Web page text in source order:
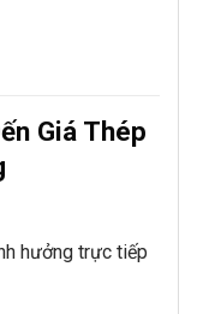
Giá Thép
hưởng trực tiếp